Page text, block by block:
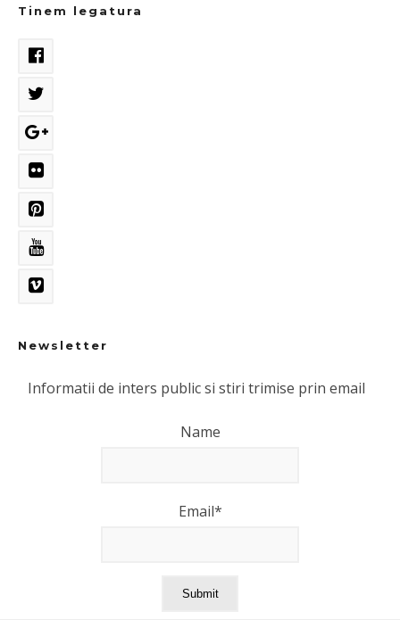
Tinem legatura
Newsletter
Informatii de inters public si stiri trimise prin email
Name
Email*